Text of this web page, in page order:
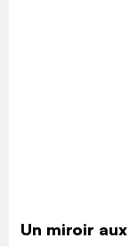
Un miroir